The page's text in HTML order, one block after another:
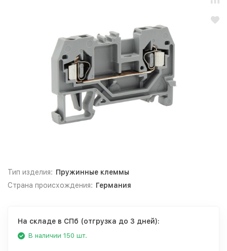
Тип изделия: Пружинные клеммы
Страна происхождения: Германия
На складе в СПб (отгрузка до 3 дней):
В наличии 150 шт.